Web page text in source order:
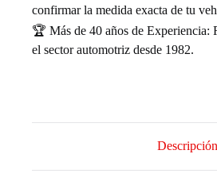
confirmar la medida exacta de tu
🏆 Más de 40 años de Experiencia:
el sector automotriz desde 1982.
Descripción